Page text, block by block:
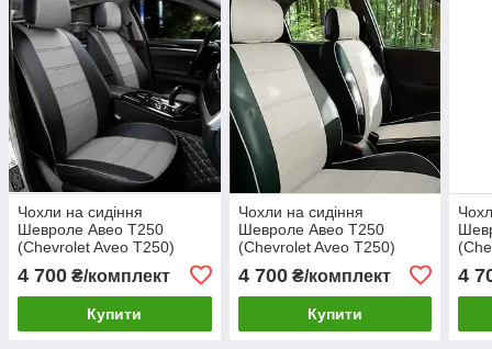
Чохли на сидіння
Шевроле Авео Т250
(Chevrolet Aveo T250)
модельні MAX з екошкіри
Чорно-сірий, графіт
4 700 ₴/комплект
Купити
Чохли на сидіння
Шевроле Авео Т250
(Chevrolet Aveo T250)
модельні MAX з екошкіри
Чорно-білий
4 700₴/комплект
Купити
4